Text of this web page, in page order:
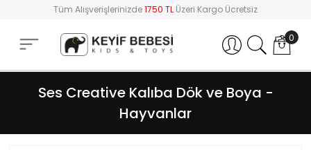
Tüm Alışverişlerinizde1750 TL Üzeri Kargo Ücretsiz
Hesabım 0
Ses Creative Kalıba Dök ve Boya -
Hayvanlar